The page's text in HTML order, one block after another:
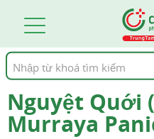
Tìm
kiếm
Nguyệt Quới
Murraya